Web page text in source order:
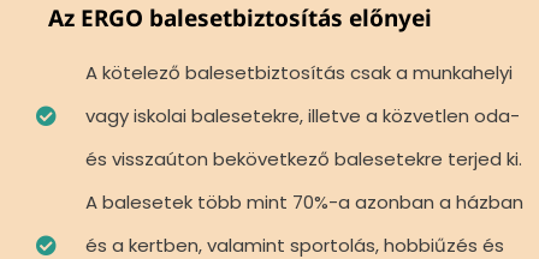
Az ERGO balesetbiztosítás előnyei
A kötelező balesetbiztosítás csak a munkahelyi
vagy iskolai balesetekre, illetve a közvetlen oda-
és visszaúton bekövetkező balesetekre terjed ki.
A balesetek több mint 70%-a azonban a házban
és a kertben, valamint sportolás, hobbiűzés és